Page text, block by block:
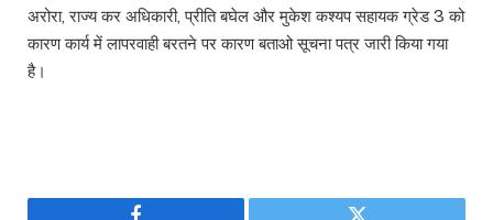
अरोरा, राज्य कर अधिकारी, प्रीति बघेल और मुकेश कश्यप सहायक ग्रेड 3 को
कारण कार्य में लापरवाही बरतने पर कारण बताओ सूचना पत्र जारी किया गया
है।